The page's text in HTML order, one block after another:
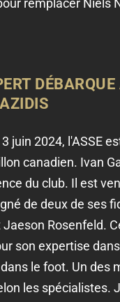
DÉBARQUE
juin 2024, l'ASSE
canadien. Ivan
du club. Il est
de deux de ses
Jaeson Rosenfeld.
son expertise
le foot. Un des
les spécialistes.